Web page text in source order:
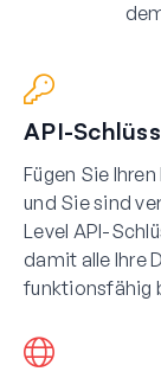
API-
Fügen Sie
und Sie sind
Level API-
damit alle Ihre
funktionsfähig